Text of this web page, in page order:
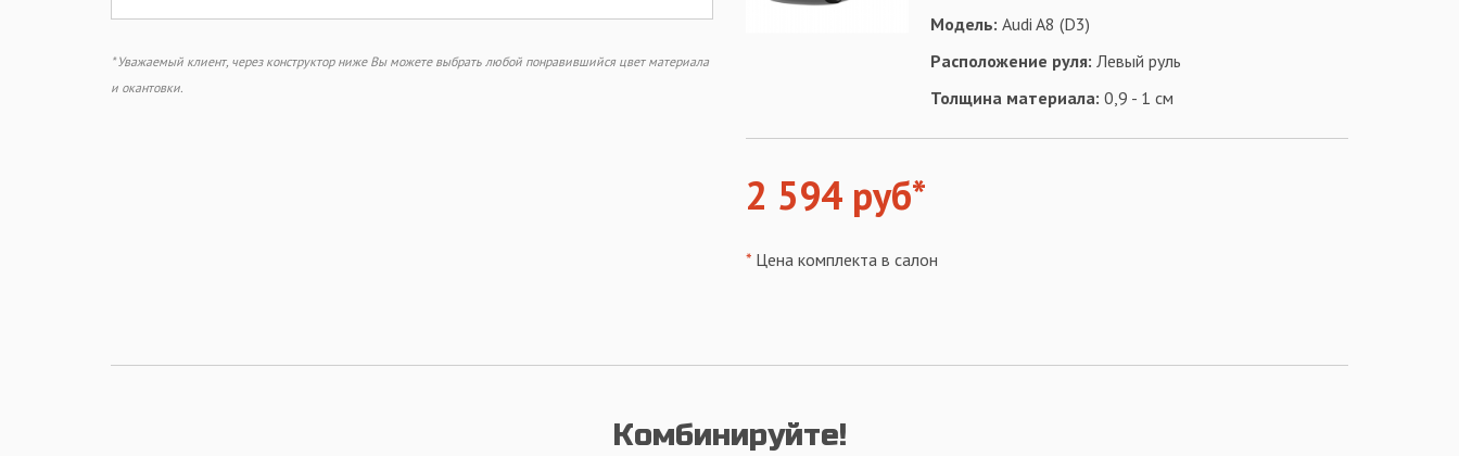
* Уважаемый клиент, через конструктор ниже Вы можете выбрать любой понравившийся цвет материала
и окантовки.
Модель: Audi A8 (D3)
Расположение руля: Левый руль
Толщина материала: 0,9 - 1 см
2 594 руб*
* Цена комплекта в салон
Комбинируйте!